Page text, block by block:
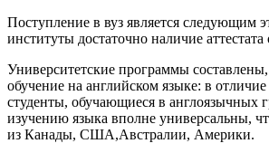
Поступление в вуз является следующим
институты достаточно наличие
Университетские программы
обучение на английском языке: в
студенты, обучающиеся в англоязычных
изучению языка вполне универсальны,
из Канады, США,Австралии, Америки.